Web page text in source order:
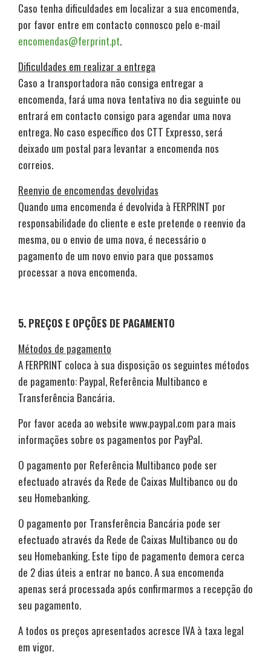
Caso tenha dificuldades em localizar a sua encomenda,
por favor entre em contacto connosco pelo e-mail
encomendas@ferprint.pt.
Dificuldades em realizar a entrega
Caso a transportadora não consiga entregar a
encomenda, fará uma nova tentativa no dia seguinte ou
entrará em contacto consigo para agendar uma nova
entrega. No caso específico dos CTT Expresso, será
deixado um postal para levantar a encomenda nos
correios.
Reenvio de encomendas devolvidas
Quando uma encomenda é devolvida à FERPRINT por
responsabilidade do cliente e este pretende o reenvio da
mesma, ou o envio de uma nova, é necessário o
pagamento de um novo envio para que possamos
processar a nova encomenda.
5. PREÇOS E OPÇÕES DE PAGAMENTO
Métodos de pagamento
A FERPRINT coloca à sua disposição os seguintes métodos
de pagamento: Paypal, Referência Multibanco e
Transferência Bancária.
Por favor aceda ao website www.paypal.com para mais
informações sobre os pagamentos por PayPal.
O pagamento por Referência Multibanco pode ser
efectuado através da Rede de Caixas Multibanco ou do
seu Homebanking.
O pagamento por Transferência Bancária pode ser
efectuado através da Rede de Caixas Multibanco ou do
seu Homebanking. Este tipo de pagamento demora cerca
de 2 dias úteis a entrar no banco. A sua encomenda
apenas será processada após confirmarmos a recepção do
seu pagamento.
A todos os preços apresentados acresce IVA à taxa legal
em vigor.